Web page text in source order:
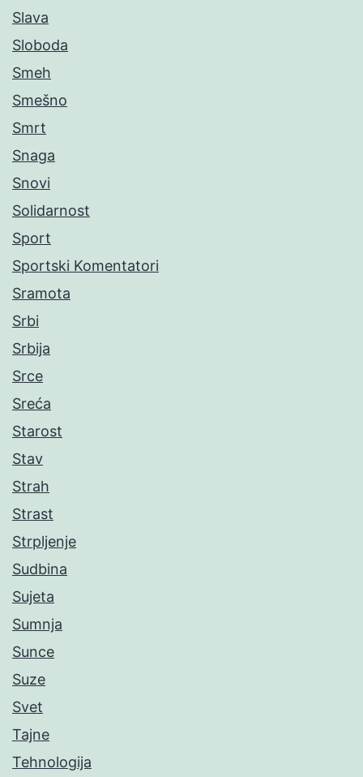
Slava
Sloboda
Smeh
Smešno
Smrt
Snaga
Snovi
Solidarnost
Sport
Sportski Komentatori
Sramota
Srbi
Srbija
Srce
Sreća
Starost
Stav
Strah
Strast
Strpljenje
Sudbina
Sujeta
Sumnja
Sunce
Suze
Svet
Tajne
Tehnologija